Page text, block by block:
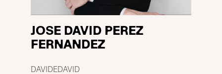
JOSE DAVID PEREZ
FERNANDEZ
DAVIDEDAVID